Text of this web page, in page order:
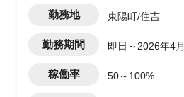
勤務地 東陽町/住吉
勤務期間 即日～2026年4月
稼働率 50～100%